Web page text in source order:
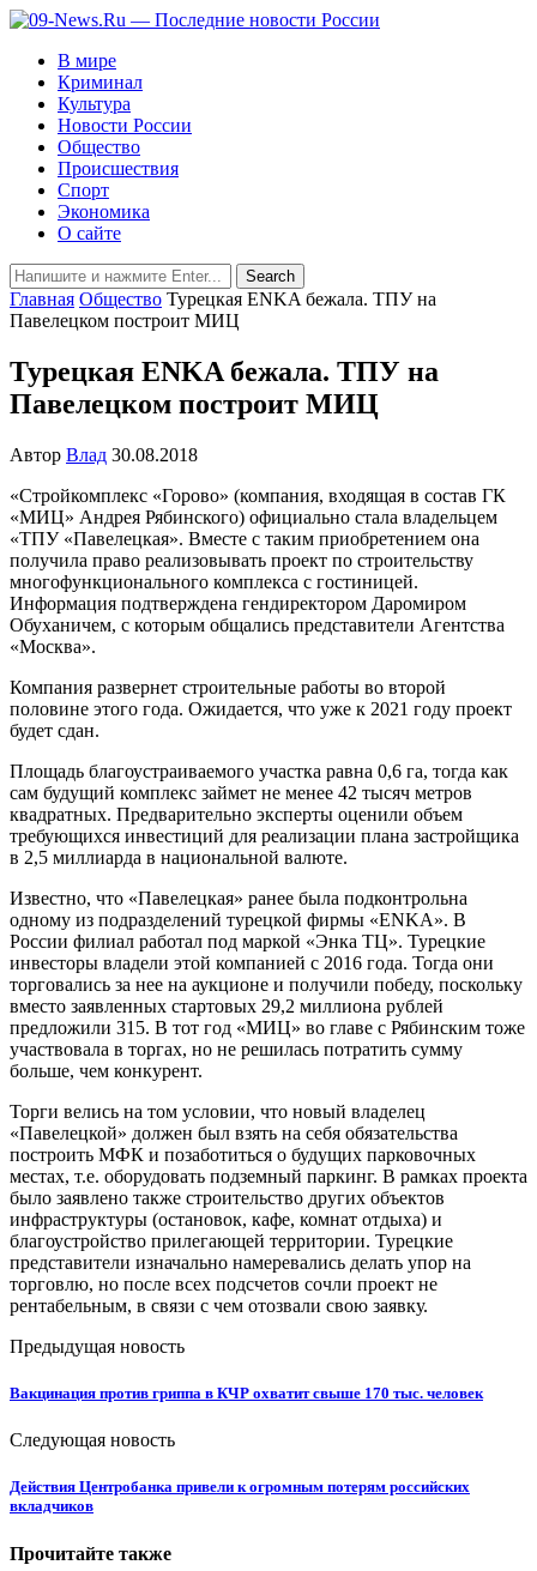
В мире
Криминал
Культура
Новости России
Общество
Происшествия
Спорт
Экономика
О сайте
Главная Общество Турецкая ENKA бежала. ТПУ на
Павелецком построит МИЦ
Турецкая ENKA бежала. ТПУ на
Павелецком построит МИЦ
Автор Влад 30.08.2018
«Стройкомплекс «Горово» (компания, входящая в состав ГК
«МИЦ» Андрея Рябинского) официально стала владельцем
«ТПУ «Павелецкая». Вместе с таким приобретением она
получила право реализовывать проект по строительству
многофункционального комплекса с гостиницей.
Информация подтверждена гендиректором Даромиром
Обуханичем, с которым общались представители Агентства
«Москва».
Компания развернет строительные работы во второй
половине этого года. Ожидается, что уже к 2021 году проект
будет сдан.
Площадь благоустраиваемого участка равна 0,6 га, тогда как
сам будущий комплекс займет не менее 42 тысяч метров
квадратных. Предварительно эксперты оценили объем
требующихся инвестиций для реализации плана застройщика
в 2,5 миллиарда в национальной валюте.
Известно, что «Павелецкая» ранее была подконтрольна
одному из подразделений турецкой фирмы «ENKA». В
России филиал работал под маркой «Энка ТЦ». Турецкие
инвесторы владели этой компанией с 2016 года. Тогда они
торговались за нее на аукционе и получили победу, поскольку
вместо заявленных стартовых 29,2 миллиона рублей
предложили 315. В тот год «МИЦ» во главе с Рябинским тоже
участвовала в торгах, но не решилась потратить сумму
больше, чем конкурент.
Торги велись на том условии, что новый владелец
«Павелецкой» должен был взять на себя обязательства
построить МФК и позаботиться о будущих парковочных
местах, т.е. оборудовать подземный паркинг. В рамках проекта
было заявлено также строительство других объектов
инфраструктуры (остановок, кафе, комнат отдыха) и
благоустройство прилегающей территории. Турецкие
представители изначально намеревались делать упор на
торговлю, но после всех подсчетов сочли проект не
рентабельным, в связи с чем отозвали свою заявку.
Предыдущая новость
Вакцинация против гриппа в КЧР охватит свыше 170 тыс. человек
Следующая новость
Действия Центробанка привели к огромным потерям российских
вкладчиков
Прочитайте также